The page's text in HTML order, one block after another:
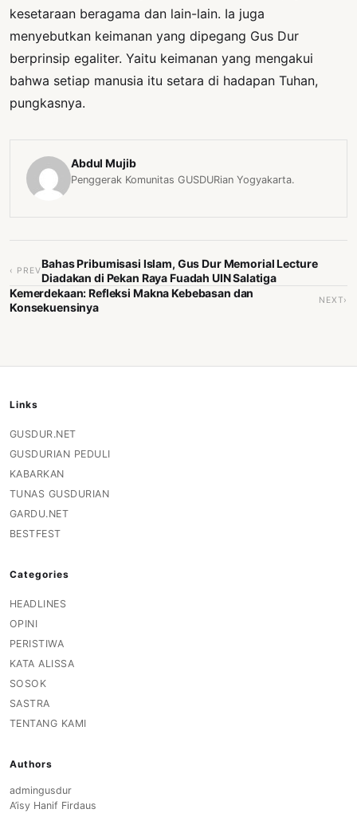
kesetaraan beragama dan lain-lain. Ia juga
menyebutkan keimanan yang dipegang Gus Dur
berprinsip egaliter. Yaitu keimanan yang mengakui
bahwa setiap manusia itu setara di hadapan Tuhan,
pungkasnya.
Abdul Mujib
Penggerak Komunitas GUSDURian Yogyakarta.
‹ PREV
Bahas Pribumisasi Islam, Gus Dur Memorial Lecture
Diadakan di Pekan Raya Fuadah UIN Salatiga
Kemerdekaan: Refleksi Makna Kebebasan dan
Konsekuensinya
NEXT›
Links
GUSDUR.NET
GUSDURIAN PEDULI
KABARKAN
TUNAS GUSDURIAN
GARDU.NET
BESTFEST
Categories
HEADLINES
OPINI
PERISTIWA
KATA ALISSA
SOSOK
SASTRA
TENTANG KAMI
Authors
admingusdur
A’isy Hanif Firdaus